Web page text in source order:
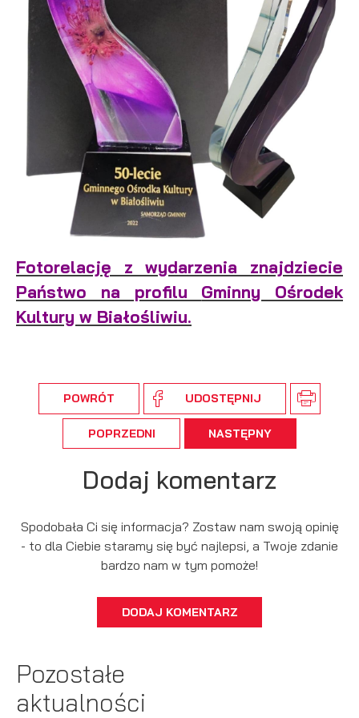
Fotorelację z wydarzenia znajdziecie
Państwo na profilu Gminny Ośrodek
Kultury w Białośliwiu.
POWRÓT UDOSTĘPNIJ
POPRZEDNI NASTĘPNY
Dodaj komentarz
Spodobała Ci się informacja? Zostaw nam swoją opinię
- to dla Ciebie staramy się być najlepsi, a Twoje zdanie
bardzo nam w tym pomoże!
DODAJ KOMENTARZ
Pozostałe
aktualności